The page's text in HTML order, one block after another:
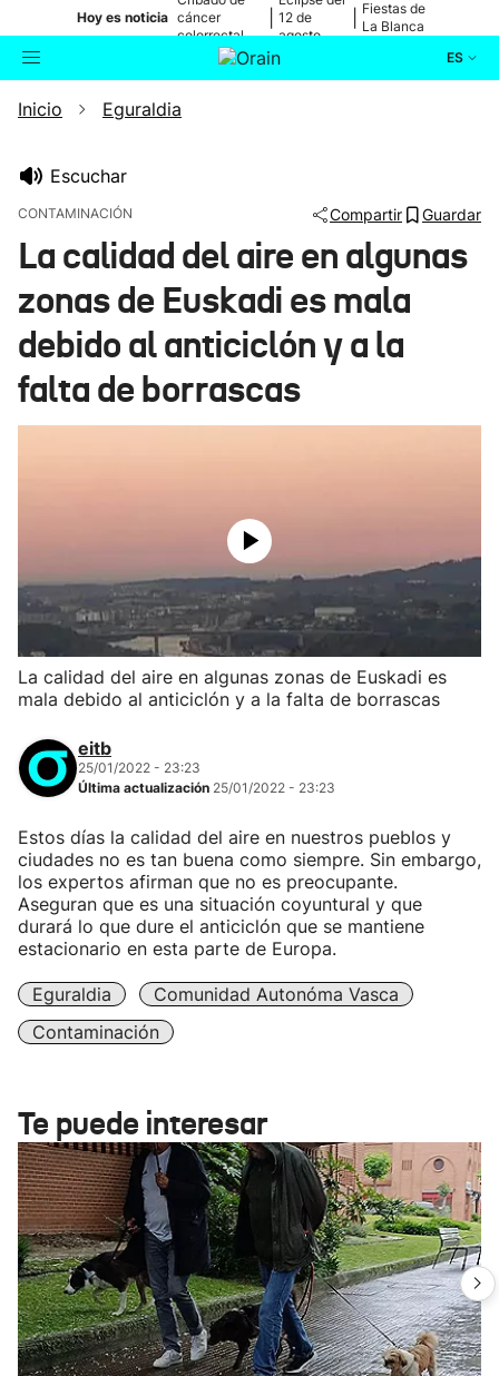
Hoy es noticia cáncer
colorrectal
12 de
agosto
Fiestas de
La Blanca
ES
Buscador
Ikusmiran
Eguraldia
Inicio Eguraldia
Escuchar
CONTAMINACIÓN Compartir Guardar
La calidad del aire en algunas
zonas de Euskadi es mala
debido al anticiclón y a la
falta de borrascas
La calidad del aire en algunas zonas de Euskadi es
mala debido al anticiclón y a la falta de borrascas
eitb
25/01/2022 - 23:23
Última actualización 25/01/2022 - 23:23
Estos días la calidad del aire en nuestros pueblos y
ciudades no es tan buena como siempre. Sin embargo,
los expertos afirman que no es preocupante.
Aseguran que es una situación coyuntural y que
durará lo que dure el anticiclón que se mantiene
estacionario en esta parte de Europa.
Eguraldia
Comunidad Autonóma Vasca
Contaminación
Te puede interesar